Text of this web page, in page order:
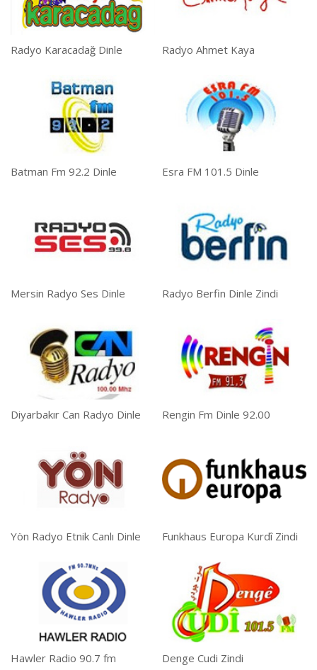
Radyo Karacadağ Dinle Radyo Ahmet Kaya
Batman Fm 92.2 Dinle Esra FM 101.5 Dinle
Mersin Radyo Ses Dinle Radyo Berfin Dinle Zindi
Diyarbakır Can Radyo Dinle Rengin Fm Dinle 92.00
Yön Radyo Etnik Canlı Dinle Funkhaus Europa Kurdî Zindi
Hawler Radio 90.7 fm Denge Cudi Zindi